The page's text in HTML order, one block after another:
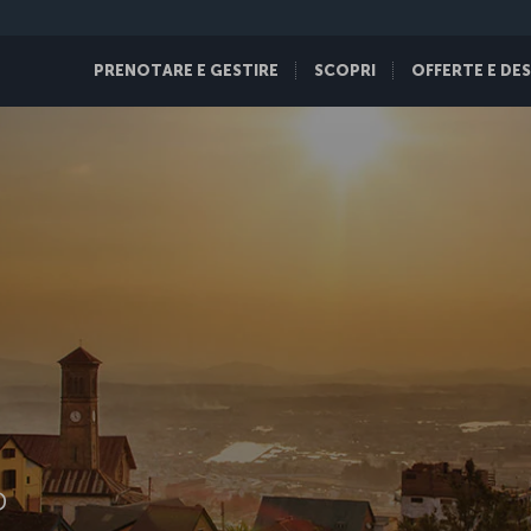
PRENOTARE E GESTIRE SCOPRI OFFERTE E